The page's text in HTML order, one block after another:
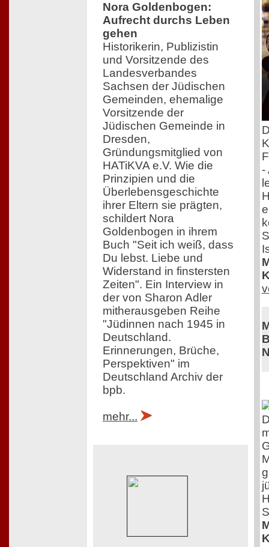
Nora Goldenbogen:
Aufrecht durchs Leben
gehen
Historikerin, Publizistin
und Vorsitzende des
Landesverbandes
Sachsen der Jüdischen
Gemeinden, ehemalige
Vorsitzende der
Jüdischen Gemeinde in
Dresden,
Gründungsmitglied von
HATiKVA e.V. Wie die
Prinzipien und die
Überlebensgeschichte
ihrer Eltern sie prägten,
schildert Nora
Goldenbogen in ihrem
Buch "Seit ich weiß, dass
Du lebst. Liebe und
Widerstand in finstersten
Zeiten". Ein Interview in
der von Sharon Adler
mitherausgeben Reihe
"Jüdinnen nach 1945 in
Deutschland.
Erinnerungen, Brüche,
Perspektiven" im
Deutschland Archiv der
bpb.
mehr...
-